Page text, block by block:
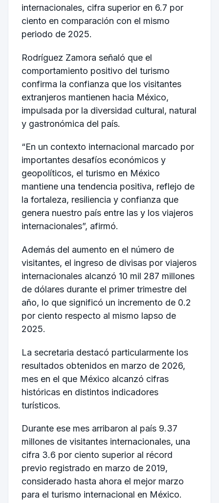
internacionales, cifra superior en 6.7 por
ciento en comparación con el mismo
periodo de 2025.
Rodríguez Zamora señaló que el
comportamiento positivo del turismo
confirma la confianza que los visitantes
extranjeros mantienen hacia México,
impulsada por la diversidad cultural, natural
y gastronómica del país.
“En un contexto internacional marcado por
importantes desafíos económicos y
geopolíticos, el turismo en México
mantiene una tendencia positiva, reflejo de
la fortaleza, resiliencia y confianza que
genera nuestro país entre las y los viajeros
internacionales”, afirmó.
Además del aumento en el número de
visitantes, el ingreso de divisas por viajeros
internacionales alcanzó 10 mil 287 millones
de dólares durante el primer trimestre del
año, lo que significó un incremento de 0.2
por ciento respecto al mismo lapso de
2025.
La secretaria destacó particularmente los
resultados obtenidos en marzo de 2026,
mes en el que México alcanzó cifras
históricas en distintos indicadores
turísticos.
Durante ese mes arribaron al país 9.37
millones de visitantes internacionales, una
cifra 3.6 por ciento superior al récord
previo registrado en marzo de 2019,
considerado hasta ahora el mejor marzo
para el turismo internacional en México.